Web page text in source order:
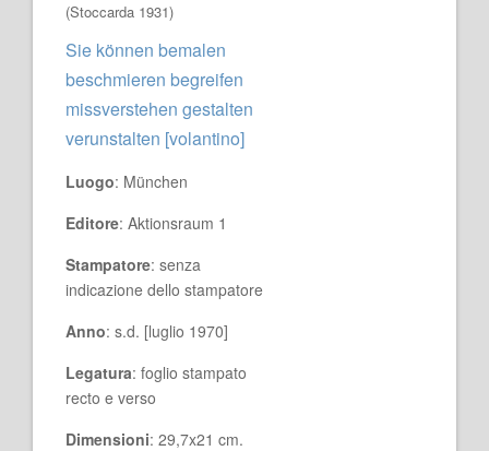
(Stoccarda 1931)
Sie können bemalen
beschmieren begreifen
missverstehen gestalten
verunstalten [volantino]
Luogo: München
Editore: Aktionsraum 1
Stampatore: senza
indicazione dello stampatore
Anno: s.d. [luglio 1970]
Legatura: foglio stampato
recto e verso
Dimensioni: 29,7x21 cm.